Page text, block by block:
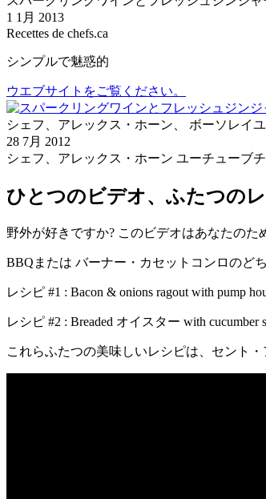
1 1月 2013
Recettes de chefs.ca
シンプルで魅惑的
ウエブサイトをご覧ください。
シェフ、アレックス・ホーン、 ボーソレイ
28 7月 2012
シェフ、アレックス・ホーン ユーチューブ
ひとつのビデオ、ふたつの
野外が好きですか? このビデオはあなたのた
BBQまたは バーナー・カセットコンロのど
レシピ #1 : Bacon & onions ragout with pump
レシピ #2 : Breaded オイスター with cucumber
これらふたつの美味しいレシピは、セント